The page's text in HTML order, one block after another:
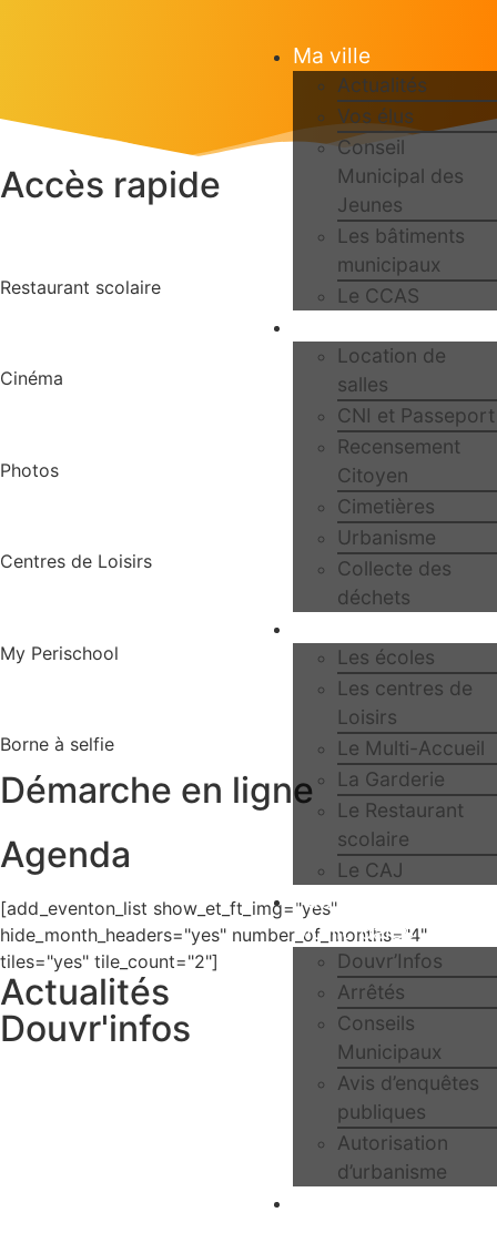
Ma ville
Actualités
Vos élus
Conseil
Municipal des
Jeunes
Les bâtiments
municipaux
Le CCAS
Location de
salles
CNI et Passeport
Recensement
Citoyen
Cimetières
Urbanisme
Collecte des
déchets
Les écoles
Les centres de
Loisirs
Le Multi-Accueil
La Garderie
Le Restaurant
scolaire
Le CAJ
Publications
Municipales
Douvr’Infos
Arrêtés
Conseils
Municipaux
Avis d’enquêtes
publiques
Autorisation
d’urbanisme
Accès rapide
Restaurant scolaire
Cinéma
Photos
Centres de Loisirs
My Perischool
Borne à selfie
Démarche en ligne
Agenda
[add_eventon_list show_et_ft_img="yes"
hide_month_headers="yes" number_of_months="4"
tiles="yes" tile_count="2"]
Actualités
Douvr'infos